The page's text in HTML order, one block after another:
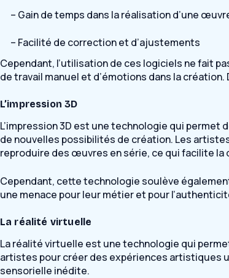
– Gain de temps dans la réalisation d’une
– Facilité de correction et d’ajustements
Cependant, l’utilisation de ces logiciels ne fait
de travail manuel et d’émotions dans la
L’impression 3D
L’impression 3D est une technologie qui permet
de nouvelles possibilités de création. Les
reproduire des œuvres en série, ce qui facilite la
Cependant, cette technologie soulève
une menace pour leur métier et pour
La réalité virtuelle
La réalité virtuelle est une technologie qui
artistes pour créer des expériences artistiques
sensorielle inédite.